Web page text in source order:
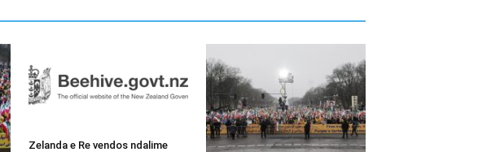
Zelanda e Re vendos ndalime